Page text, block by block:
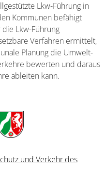
Lkw-Führung in
Kommunen befähigt
Lkw-Führung
Verfahren ermittelt,
Planung die Umwelt-
bewerten und daraus
ableiten kann.
und Verkehr des